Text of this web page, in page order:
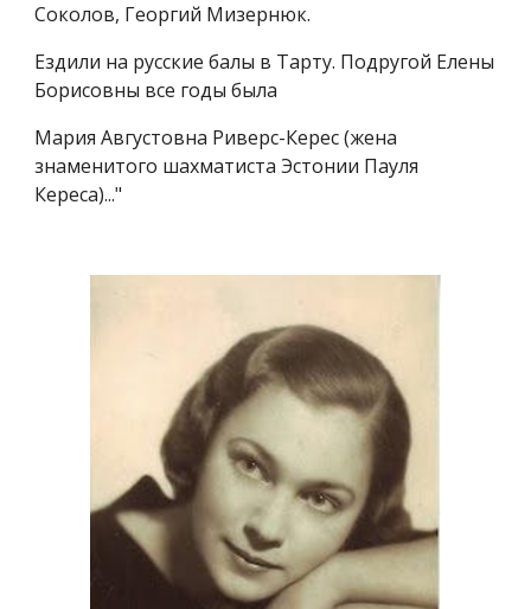
Соколов, Георгий Мизернюк.
Ездили на русские балы в Тарту. Подругой Елены
Борисовны все годы была
Мария Августовна Риверс-Керес (жена
знаменитого шахматиста Эстонии Пауля
Кереса)..."